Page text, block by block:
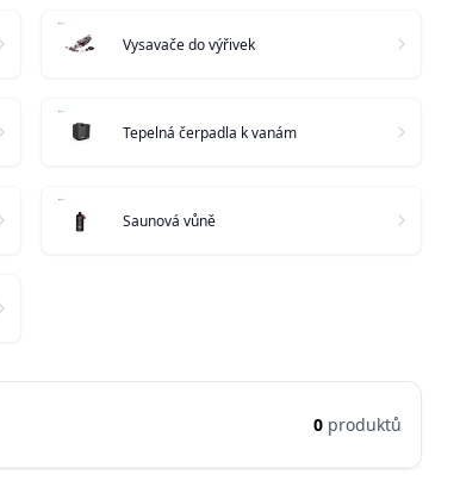
Vysavače do výřivek
Tepelná čerpadla k vanám
Saunová vůně
0 produktů